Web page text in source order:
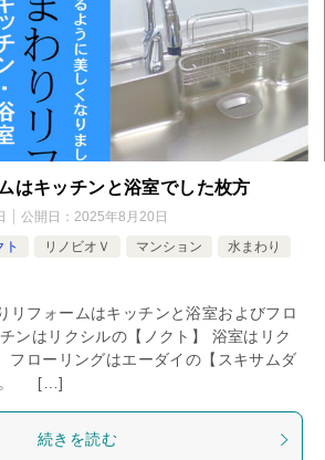
はキッチンと浴室でした枚方
公開日： 2025年8月20日
ト リノビオＶ マンション
水まわり
リフォームはキッチンと浴室およびフロ
ンはリクシルの【ノクト】 浴室はリク
フローリングはエーダイの【スキサムダ
。 […]
続きを読む